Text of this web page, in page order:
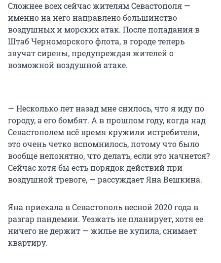
Сложнее всех сейчас жителям Севастополя —
именно на него направлено большинство
воздушных и морских атак. После попадания в
Штаб Черноморского флота, в городе теперь
звучат сирены, предупреждая жителей о
возможной воздушной атаке.
— Несколько лет назад мне снилось, что я иду по
городу, а его бомбят. А в прошлом году, когда над
Севастополем всё время кружили истребители,
это очень четко вспомнилось, потому что было
вообще непонятно, что делать, если это начнется?
Сейчас хотя бы есть порядок действий при
воздушной тревоге, — рассуждает Яна Вешкина.
Яна приехала в Севастополь весной 2020 года в
разгар пандемии. Уезжать не планирует, хотя ее
ничего не держит — жилье не купила, снимает
квартиру.